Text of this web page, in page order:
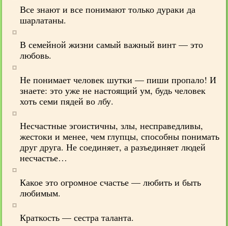
Все знают и все понимают только дураки да
шарлатаны.
В семейной жизни самый важный винт — это
любовь.
Не понимает человек шутки — пиши пропало! И
знаете: это уже не настоящий ум, будь человек
хоть семи пядей во лбу.
Несчастные эгоистичны, злы, несправедливы,
жестоки и менее, чем глупцы, способны понимать
друг друга. Не соединяет, а разъединяет людей
несчастье…
Какое это огромное счастье — любить и быть
любимым.
Краткость — сестра таланта.